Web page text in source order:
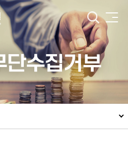
단수집거부